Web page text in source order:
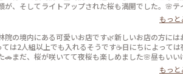
、そしてライトアップされた桜も満開でした。🌸テ
#ろうそく夜 #夜おやつメニュー #クレープ #コ
の絶景
もっと
の境内にある可愛いお店です🌿新しいお店の方には
は2人組以上でも入れるそうです☕️日にちによっては
まだ、桜が咲いてて夜桜も楽しめました🌸昼もいい
の絶景 #夜カフェ #桜 #カフェ
もっと